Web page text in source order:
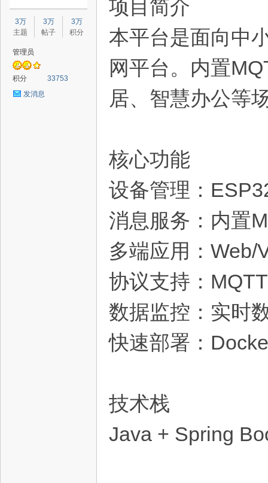
3万
主题
3万
帖子
3万
积分
管理员
积分
33753
发消息
项目简介
本平台是面向中
网平台。内置
居、智慧办公等
核心功能
设备管理：
消息服务：内置
多端应用：Web/
协议支持：
数据监控：实时
快速部署：
技术栈
Java + Spring